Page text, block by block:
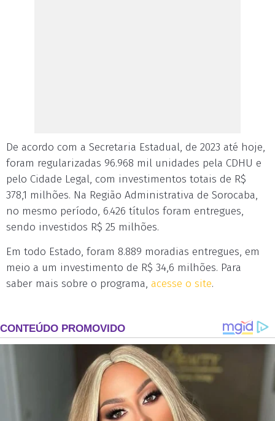
De acordo com a Secretaria Estadual, de 2023 até hoje,
foram regularizadas 96.968 mil unidades pela CDHU e
pelo Cidade Legal, com investimentos totais de R$
378,1 milhões. Na Região Administrativa de Sorocaba,
no mesmo período, 6.426 títulos foram entregues,
sendo investidos R$ 25 milhões.
Em todo Estado, foram 8.889 moradias entregues, em
meio a um investimento de R$ 34,6 milhões. Para
saber mais sobre o programa, acesse o site.